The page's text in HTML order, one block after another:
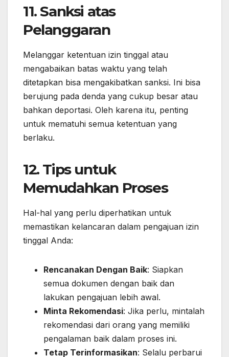
11. Sanksi atas
Pelanggaran
Melanggar ketentuan izin tinggal atau
mengabaikan batas waktu yang telah
ditetapkan bisa mengakibatkan sanksi. Ini bisa
berujung pada denda yang cukup besar atau
bahkan deportasi. Oleh karena itu, penting
untuk mematuhi semua ketentuan yang
berlaku.
12. Tips untuk
Memudahkan Proses
Hal-hal yang perlu diperhatikan untuk
memastikan kelancaran dalam pengajuan izin
tinggal Anda:
Rencanakan Dengan Baik: Siapkan
semua dokumen dengan baik dan
lakukan pengajuan lebih awal.
Minta Rekomendasi: Jika perlu, mintalah
rekomendasi dari orang yang memiliki
pengalaman baik dalam proses ini.
Tetap Terinformasikan: Selalu perbarui